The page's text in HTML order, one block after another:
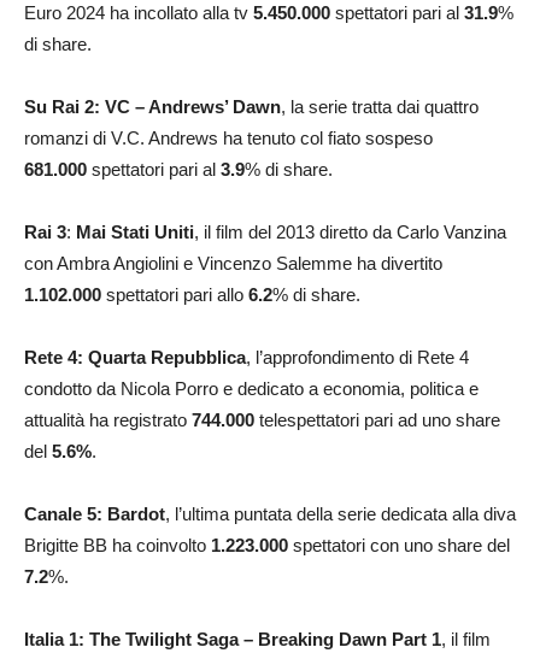
Euro 2024 ha incollato alla tv 5.450.000 spettatori pari al 31.9%
di share.
Su Rai 2: VC – Andrews’ Dawn, la serie tratta dai quattro
romanzi di V.C. Andrews ha tenuto col fiato sospeso
681.000 spettatori pari al 3.9% di share.
Rai 3: Mai Stati Uniti, il film del 2013 diretto da Carlo Vanzina
con Ambra Angiolini e Vincenzo Salemme ha divertito
1.102.000 spettatori pari allo 6.2% di share.
Rete 4: Quarta Repubblica, l’approfondimento di Rete 4
condotto da Nicola Porro e dedicato a economia, politica e
attualità ha registrato 744.000 telespettatori pari ad uno share
del 5.6%.
Canale 5: Bardot, l’ultima puntata della serie dedicata alla diva
Brigitte BB ha coinvolto 1.223.000 spettatori con uno share del
7.2%.
Italia 1: The Twilight Saga – Breaking Dawn Part 1, il film